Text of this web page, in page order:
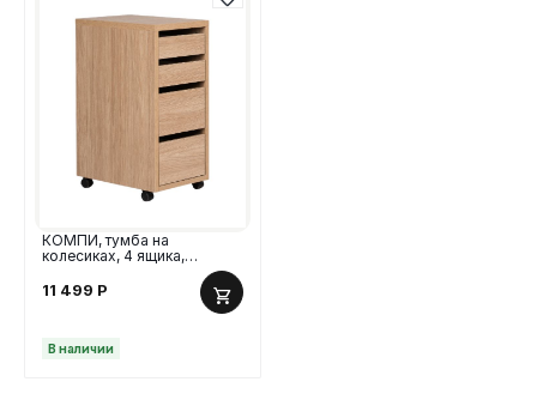
КОМПИ, тумба на
колесиках, 4 ящика,
скандинавский, М
11 499 Р
В наличии